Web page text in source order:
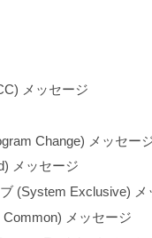
メッセージ
Change) メッセー
メッセージ
(System Exclusive) メ
メッセージ